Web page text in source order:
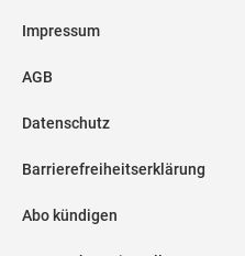
Impressum
AGB
Datenschutz
Barrierefreiheitserklärung
Abo kündigen